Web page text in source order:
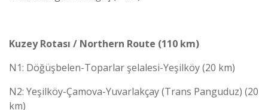
Kuzey Rotası / Northern Route (110 km)
N1: Döğüşbelen-Toparlar şelalesi-Yeşilköy (20 km)
N2: Yeşilköy-Çamova-Yuvarlakçay (Trans Panguduz) (20
km)